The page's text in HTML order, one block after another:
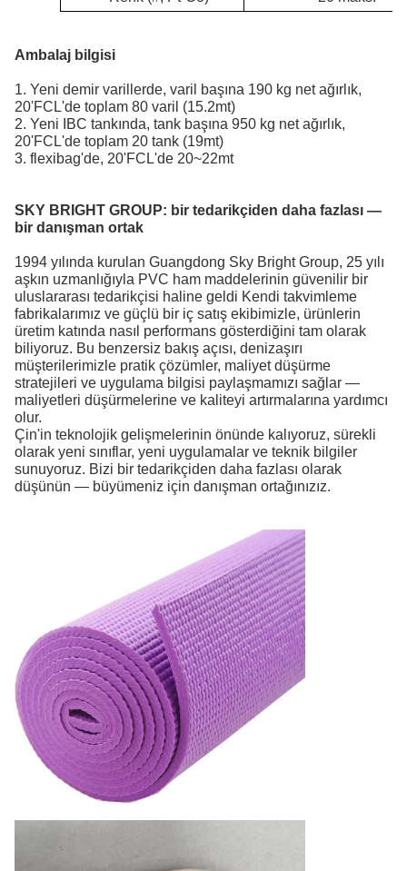
Ambalaj bilgisi
1. Yeni demir varillerde, varil başına 190 kg net ağırlık,
20'FCL'de toplam 80 varil (15.2mt)
2. Yeni IBC tankında, tank başına 950 kg net ağırlık,
20'FCL'de toplam 20 tank (19mt)
3. flexibag'de, 20'FCL'de 20~22mt
SKY BRIGHT GROUP: bir tedarikçiden daha fazlası —
bir danışman ortak
1994 yılında kurulan Guangdong Sky Bright Group, 25 yılı
aşkın uzmanlığıyla PVC ham maddelerinin güvenilir bir
uluslararası tedarikçisi haline geldi Kendi takvimleme
fabrikalarımız ve güçlü bir iç satış ekibimizle, ürünlerin
üretim katında nasıl performans gösterdiğini tam olarak
biliyoruz. Bu benzersiz bakış açısı, denizaşırı
müşterilerimizle pratik çözümler, maliyet düşürme
stratejileri ve uygulama bilgisi paylaşmamızı sağlar —
maliyetleri düşürmelerine ve kaliteyi artırmalarına yardımcı
olur.
Çin'in teknolojik gelişmelerinin önünde kalıyoruz, sürekli
olarak yeni sınıflar, yeni uygulamalar ve teknik bilgiler
sunuyoruz. Bizi bir tedarikçiden daha fazlası olarak
düşünün — büyümeniz için danışman ortağınızız.